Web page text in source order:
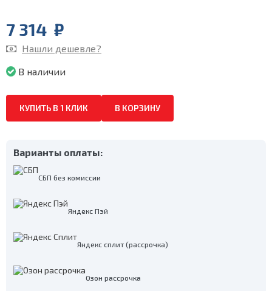
7 314 ₽
Нашли дешевле?
В наличии
КУПИТЬ В 1 КЛИК В КОРЗИНУ
Варианты оплаты:
СБП без комиссии
Яндекс Пэй
Яндекс сплит (рассрочка)
Озон рассрочка